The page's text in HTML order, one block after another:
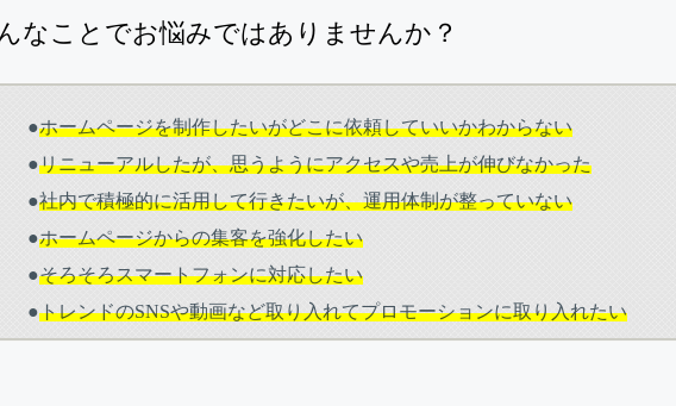
なことでお悩みではありませんか？
●ホームページを制作したいがどこに依頼していいかわからない
●リニューアルしたが、思うようにアクセスや売上が伸びなかった
●社内で積極的に活用して行きたいが、運用体制が整っていない
●ホームページからの集客を強化したい
●そろそろスマートフォンに対応したい
●トレンドのSNSや動画など取り入れてプロモーションに取り入れたい